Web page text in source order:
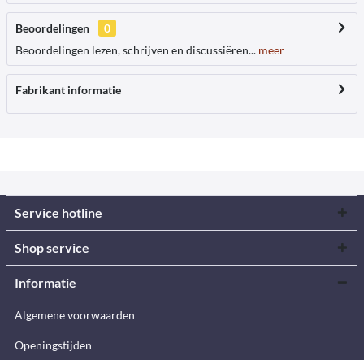
Beoordelingen
0
Beoordelingen lezen, schrijven en discussiëren... meer
Fabrikant informatie
Service hotline
Shop service
Informatie
Algemene voorwaarden
Openingstijden